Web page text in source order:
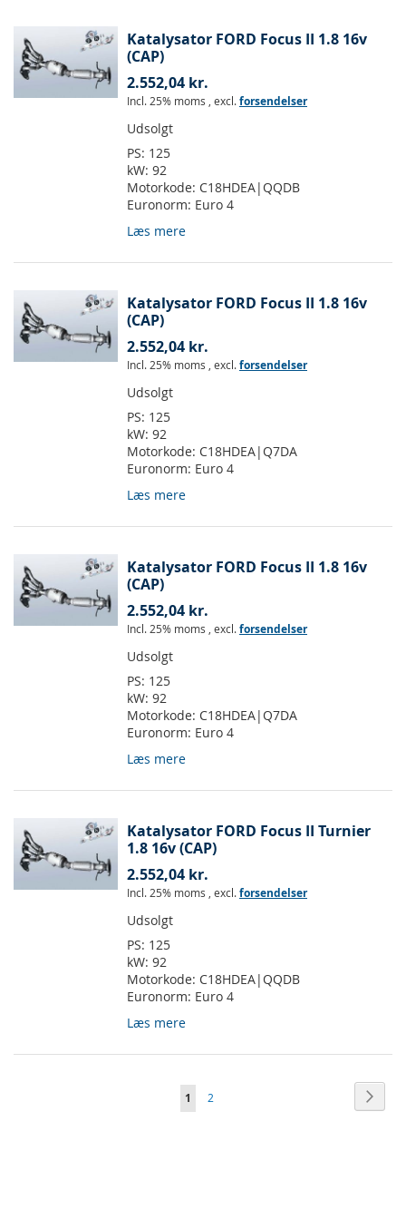
Katalysator FORD Focus II 1.8 16v
(CAP)
2.552,04 kr.
Incl. 25% moms , excl.forsendelser
Udsolgt
PS: 125
kW: 92
Motorkode: C18HDEA|QQDB
Euronorm: Euro 4
Læs mere
Katalysator FORD Focus II 1.8 16v
(CAP)
2.552,04 kr.
Incl. 25% moms , excl.forsendelser
Udsolgt
PS: 125
kW: 92
Motorkode: C18HDEA|Q7DA
Euronorm: Euro 4
Læs mere
Katalysator FORD Focus II 1.8 16v
(CAP)
2.552,04 kr.
Incl. 25% moms , excl.forsendelser
Udsolgt
PS: 125
kW: 92
Motorkode: C18HDEA|Q7DA
Euronorm: Euro 4
Læs mere
Katalysator FORD Focus II Turnier
1.8 16v (CAP)
2.552,04 kr.
Incl. 25% moms , excl.forsendelser
Udsolgt
PS: 125
kW: 92
Motorkode: C18HDEA|QQDB
Euronorm: Euro 4
Læs mere
Side
Du
1 Side
2